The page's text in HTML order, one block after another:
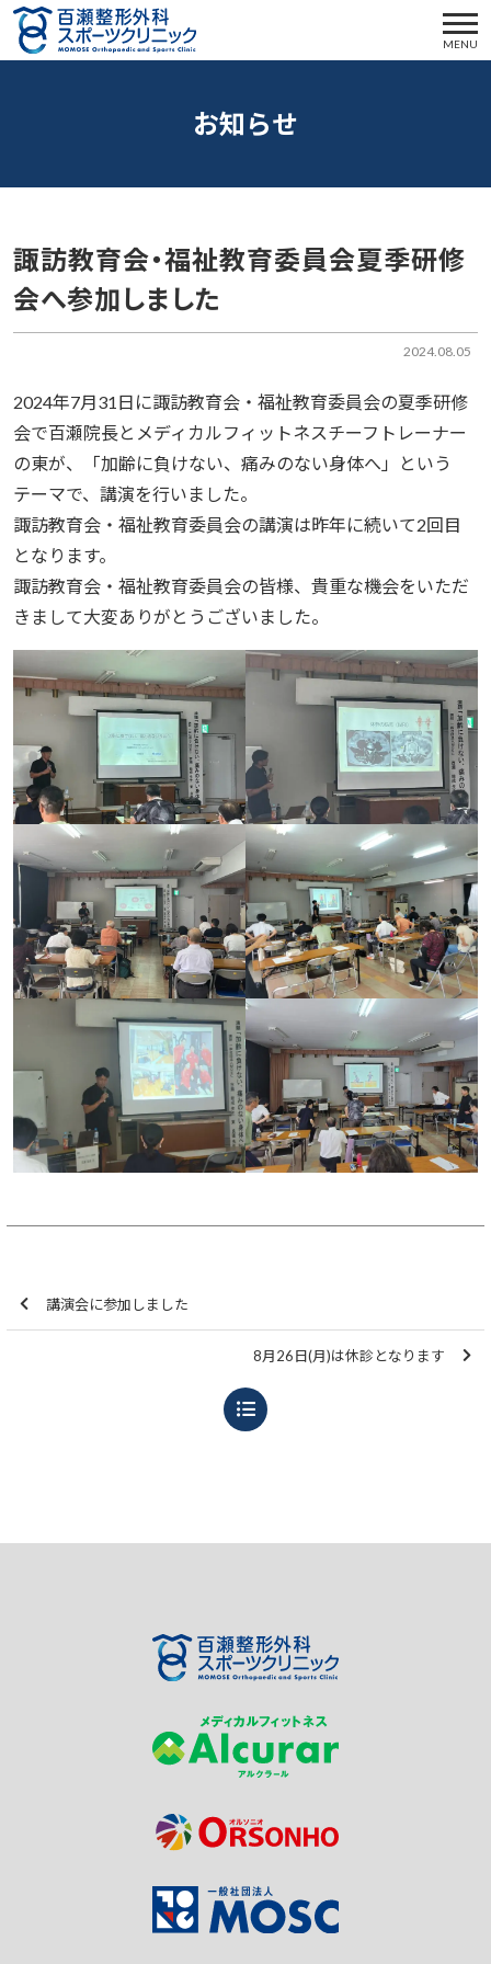
MENU
お知らせ
2024.08.05
諏訪教育会・福祉教育委員会夏季研修
会へ参加しました
2024年7月31日に諏訪教育会・福祉教育委員会の夏季研修
会で百瀬院長とメディカルフィットネスチーフトレーナー
の東が、「加齢に負けない、痛みのない身体へ」という
テーマで、講演を行いました。
諏訪教育会・福祉教育委員会の講演は昨年に続いて2回目
となります。
諏訪教育会・福祉教育委員会の皆様、貴重な機会をいただ
きまして大変ありがとうございました。
講演会に参加しました
8月26日(月)は休診となります